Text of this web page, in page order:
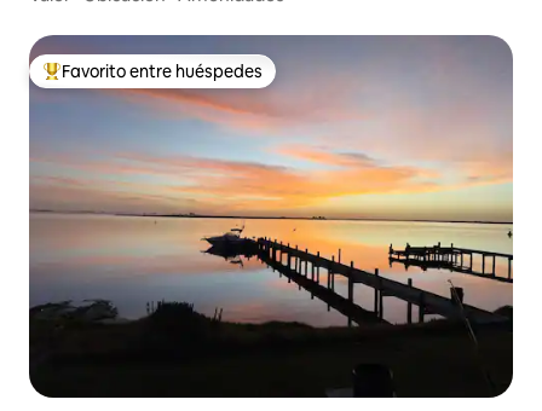
De los mejores en Favorito entre huéspedes
Favorito entre huéspedes